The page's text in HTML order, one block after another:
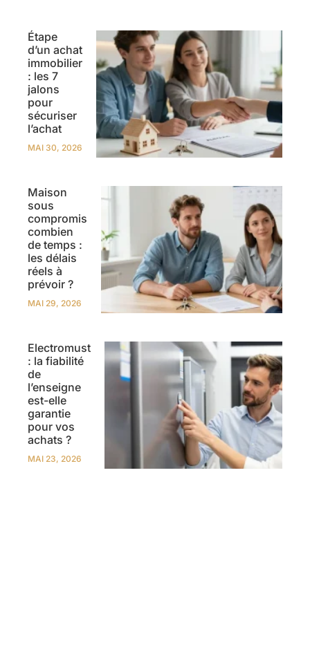
Étape
d’un achat
immobilier
: les 7
jalons
pour
sécuriser
l’achat
MAI 30, 2026
Maison
sous
compromis
combien
de temps :
les délais
réels à
prévoir ?
MAI 29, 2026
Electromust
: la fiabilité
de
l’enseigne
est-elle
garantie
pour vos
achats ?
MAI 23, 2026